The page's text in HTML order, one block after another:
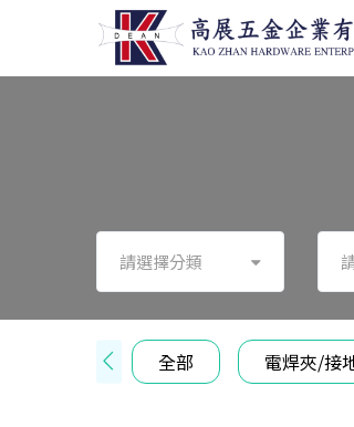
請選擇分類
全部 電焊夾/接